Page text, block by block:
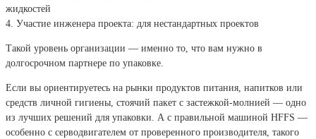
жидкостей
4. Участие инженера проекта: для нестандартных проектов
Такой уровень организации — именно то, что вам нужно в
долгосрочном партнере по упаковке.
Если вы ориентируетесь на рынки продуктов питания, напитков или
средств личной гигиены, стоячий пакет с застежкой-молнией — одно
из лучших решений для упаковки. А с правильной машиной HFFS —
особенно с серводвигателем от проверенного производителя, такого